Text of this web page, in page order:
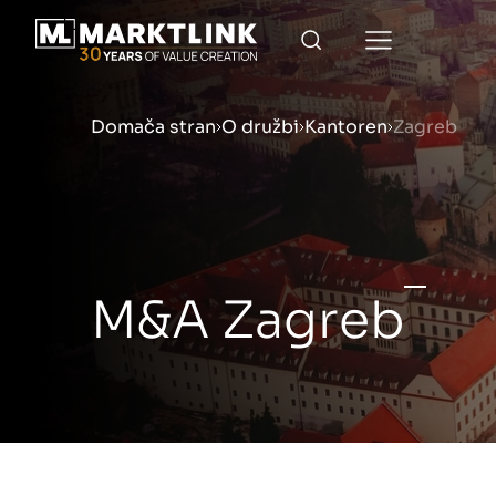
Menu
Priprava podjetja na
Prodaja podjetja
Domača stran O družbi Kantoren Zagreb
M&A Zagreb